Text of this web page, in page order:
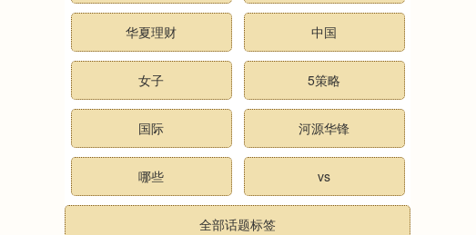
华夏理财 中国
女子 5策略
国际 河源华锋
哪些 vs
全部话题标签